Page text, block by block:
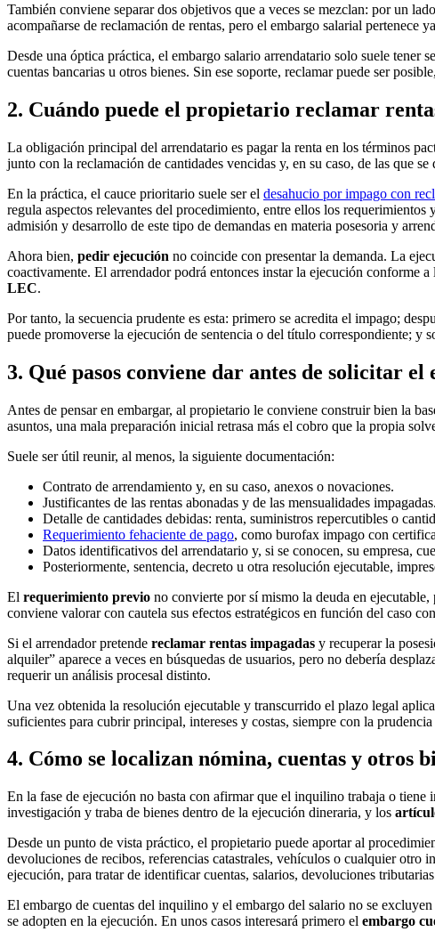
También conviene separar dos objetivos que a veces se mezclan: por un
acompañarse de reclamación de rentas, pero el embargo salarial pertenece
Desde una óptica práctica, el embargo salario arrendatario solo suele tener
cuentas bancarias u otros bienes. Sin ese soporte, reclamar puede ser
2. Cuándo puede el propietario reclamar
La obligación principal del arrendatario es pagar la renta en los términos
junto con la reclamación de cantidades vencidas y, en su caso, de las que
En la práctica, el cauce prioritario suele ser el desahucio por impago con
regula aspectos relevantes del procedimiento, entre ellos los
admisión y desarrollo de este tipo de demandas en materia posesoria y
Ahora bien, pedir ejecución no coincide con presentar la demanda. La
coactivamente. El arrendador podrá entonces instar la ejecución conforme a
LEC.
Por tanto, la secuencia prudente es esta: primero se acredita el impago;
puede promoverse la ejecución de sentencia o del título correspondiente; y
3. Qué pasos conviene dar antes de solicitar el
Antes de pensar en embargar, al propietario le conviene construir bien la
asuntos, una mala preparación inicial retrasa más el cobro que la propia
Suele ser útil reunir, al menos, la siguiente documentación:
Contrato de arrendamiento y, en su caso, anexos o novaciones.
Justificantes de las rentas abonadas y de las mensualidades impagadas.
Detalle de cantidades debidas: renta, suministros repercutibles o
Requerimiento fehaciente de pago, como burofax impago con
Datos identificativos del arrendatario y, si se conocen, su empresa,
Posteriormente, sentencia, decreto u otra resolución ejecutable,
El requerimiento previo no convierte por sí mismo la deuda en
conviene valorar con cautela sus efectos estratégicos en función del caso
Si el arrendador pretende reclamar rentas impagadas y recuperar la
alquiler” aparece a veces en búsquedas de usuarios, pero no debería
requerir un análisis procesal distinto.
Una vez obtenida la resolución ejecutable y transcurrido el plazo legal
suficientes para cubrir principal, intereses y costas, siempre con la
4. Cómo se localizan nómina, cuentas y otros
En la fase de ejecución no basta con afirmar que el inquilino trabaja o tiene
investigación y traba de bienes dentro de la ejecución dineraria, y los
Desde un punto de vista práctico, el propietario puede aportar al
devoluciones de recibos, referencias catastrales, vehículos o cualquier otro
ejecución, para tratar de identificar cuentas, salarios, devoluciones
El embargo de cuentas del inquilino y el embargo del salario no se
se adopten en la ejecución. En unos casos interesará primero el embargo